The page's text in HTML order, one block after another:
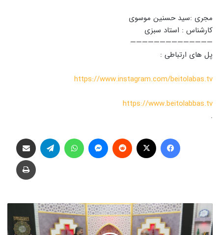
مجری :سید حسنین موسوی
کارشناس : استاد سبزی
——————————————
پل های ارتباطی :
https://www.instagram.com/beitolabas.tv
https://www.beitolabbas.tv
.
فیس بوک
‫رددیت
ر
ب